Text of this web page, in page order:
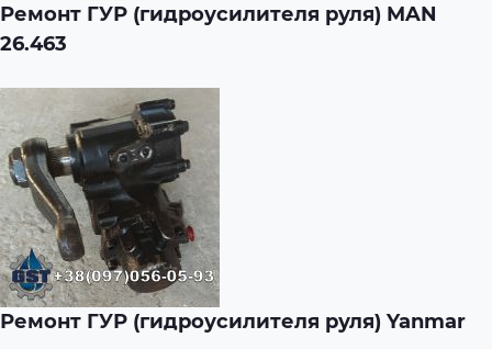
Ремонт ГУР (гидроусилителя руля) MAN
26.463
Ремонт ГУР (гидроусилителя руля) Yanmar